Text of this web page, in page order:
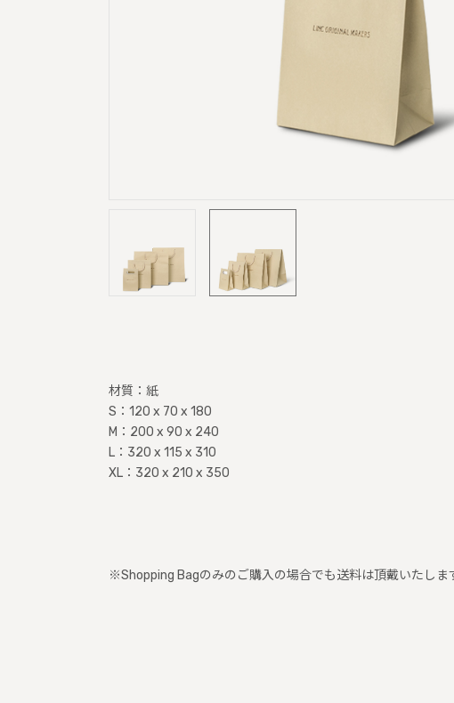
材質：紙
S：120 x 70 x 180
M：200 x 90 x 240
L：320 x 115 x 310
XL：320 x 210 x 350
※Shopping Bagのみのご購入の場合でも送料は頂戴いたしま